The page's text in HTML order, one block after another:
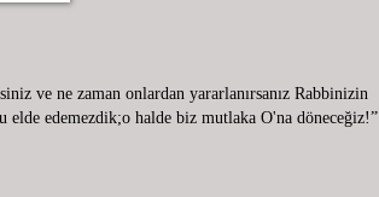
ve ne zaman onlardan yararlanırsanız Rabbinizin
edemezdik;o halde biz mutlaka O'na döneceğiz!”